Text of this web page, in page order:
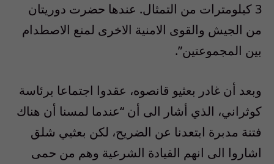
3 كيلومترات من التمثال. عندها حضرت دوريتان
من الجيش والقوى الامنية الاخرى لمنع الاصطدام
بين المجموعتين”.
وبعد أن غادر بعثيو قانصوه، عقدوا اجتماعا برئاسة
كوثراني، الذي أشار الى أن “عندما لمسنا أن هناك
فتنة مدبرة ابتعدنا عن الضريح، لكن بعثيي شلق
اشاروا الى انهم القيادة الشرعية وهم من حمى